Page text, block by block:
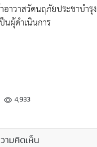
าวาสวัดนฤภัยประชาบำรุง
ผุ้ดำเนินการ
4,933
ามคิดเห็น